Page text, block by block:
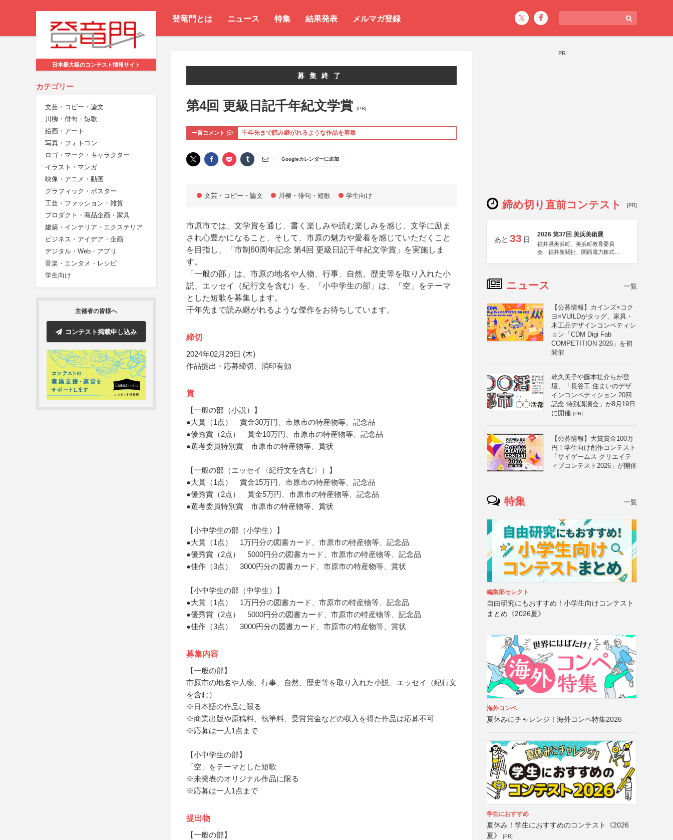
登竜門とは ニュース 特集 結果発表 メルマガ登録
日本最大級のコンテスト情報サイト
カテゴリー
文芸・コピー・論文
川柳・俳句・短歌
絵画・アート
写真・フォトコン
ロゴ・マーク・キャラクター
イラスト・マンガ
映像・アニメ・動画
グラフィック・ポスター
工芸・ファッション・雑貨
プロダクト・商品企画・家具
建築・インテリア・エクステリア
ビジネス・アイデア・企画
デジタル・Web・アプリ
音楽・エンタメ・レシピ
学生向け
主催者の皆様へ
コンテスト掲載申し込み
募集終了
第4回 更級日記千年紀文学賞 [PR]
一言コメント 千年先まで読み継がれるような作品を募集
Googleカレンダーに追加
文芸・コピー・論文 川柳・俳句・短歌 学生向け
市原市では、文学賞を通じ、書く楽しみや読む楽しみを感じ、文学に励ま
され心豊かになること、そして、市原の魅力や愛着を感じていただくこと
を目指し、「市制60周年記念 第4回 更級日記千年紀文学賞」を実施しま
す。
「一般の部」は、市原の地名や人物、行事、自然、歴史等を取り入れた小
説、エッセイ（紀行文を含む）を、「小中学生の部」は、「空」をテーマ
とした短歌を募集します。
千年先まで読み継がれるような傑作をお待ちしています。
締切
2024年02月29日 (木)
作品提出・応募締切、消印有効
賞
【一般の部（小説）】
●大賞（1点） 賞金30万円、市原市の特産物等、記念品
●優秀賞（2点） 賞金10万円、市原市の特産物等、記念品
●選考委員特別賞 市原市の特産物等、賞状
【一般の部（エッセイ〈紀行文を含む〉）】
●大賞（1点） 賞金15万円、市原市の特産物等、記念品
●優秀賞（2点） 賞金5万円、市原市の特産物等、記念品
●選考委員特別賞 市原市の特産物等、賞状
【小中学生の部（小学生）】
●大賞（1点） 1万円分の図書カード、市原市の特産物等、記念品
●優秀賞（2点） 5000円分の図書カード、市原市の特産物等、記念品
●佳作（3点） 3000円分の図書カード、市原市の特産物等、賞状
【小中学生の部（中学生）】
●大賞（1点） 1万円分の図書カード、市原市の特産物等、記念品
●優秀賞（2点） 5000円分の図書カード、市原市の特産物等、記念品
●佳作（3点） 3000円分の図書カード、市原市の特産物等、賞状
募集内容
【一般の部】
市原市の地名や人物、行事、自然、歴史等を取り入れた小説、エッセイ（紀行文
を含む）
※日本語の作品に限る
※商業出版や原稿料、執筆料、受賞賞金などの収入を得た作品は応募不可
※応募は一人1点まで
【小中学生の部】
「空」をテーマとした短歌
※未発表のオリジナル作品に限る
※応募は一人1点まで
提出物
【一般の部】
PR
締め切り直前コンテスト [PR]
あと 33 日
2026 第37回 美浜美術展
福井県美浜町、美浜町教育委員
会、福井新聞社、関西電力株式会
ニュース 一覧
【公募情報】カインズ×コク
ヨ×VUILDがタッグ、家具・
木工品デザインコンペティシ
ョン「CDM Digi Fab
COMPETITION 2026」を初
開催
乾久美子や藤本壮介らが登
壇、「長谷工 住まいのデザ
インコンペティション 20回
記念 特別講演会」が8月19日
に開催 [PR]
【公募情報】大賞賞金100万
円！学生向け創作コンテスト
「サイゲームス クリエイテ
ィブコンテスト2026」が開催
特集 一覧
編集部セレクト
自由研究にもおすすめ！小学生向けコンテスト
まとめ《2026夏》
海外コンペ
夏休みにチャレンジ！海外コンペ特集2026
学生におすすめ
夏休み！学生におすすめのコンテスト《2026
夏》
[PR]